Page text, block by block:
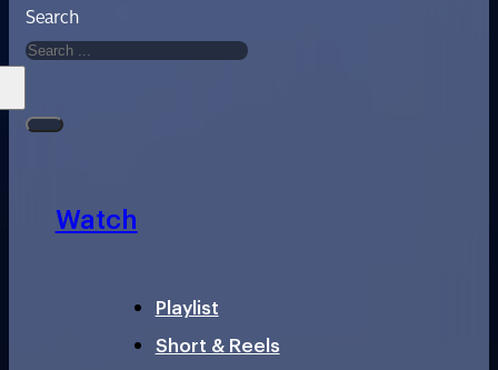
Search
Watch
Playlist
Short & Reels